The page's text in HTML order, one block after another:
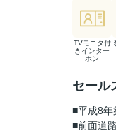
TVモニタ付
きインター
ホン
セール
■平成8年
■前面道